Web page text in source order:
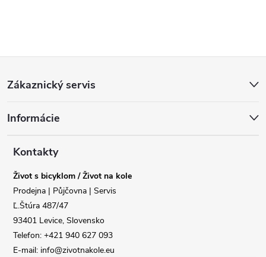
p
Zákaznický servis
Informácie
Kontakty
Život s bicyklom / Život na kole
Prodejna | Půjčovna | Servis
Ľ.Štúra 487/47
93401 Levice, Slovensko
Telefon: +421 940 627 093
E-mail: info@zivotnakole.eu